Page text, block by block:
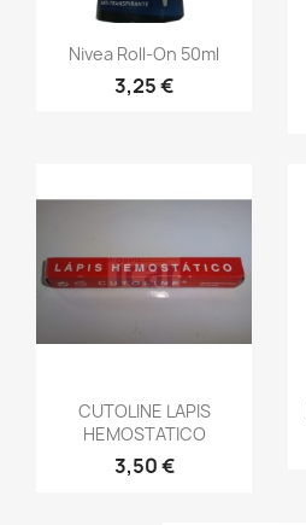
Nivea Roll-On 50ml
3,25 €
CUTOLINE LAPIS
HEMOSTATICO
3,50 €